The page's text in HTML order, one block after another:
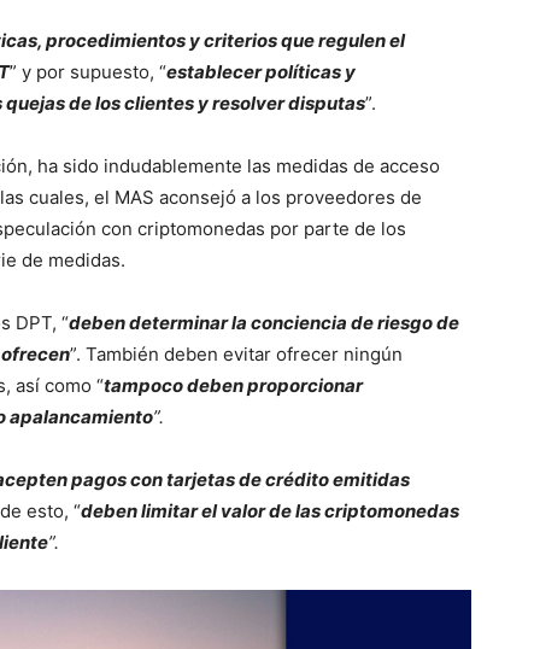
procedimientos y criterios que regulen el
” y por supuesto, “establecer políticas y
de los clientes y resolver disputas”.
ha sido indudablemente las medidas de acceso
cuales, el MAS aconsejó a los proveedores de
con criptomonedas por parte de los
de medidas.
DPT, “deben determinar la conciencia de riesgo de
”. También deben evitar ofrecer ningún
así como “tampoco deben proporcionar
apalancamiento”.
pagos con tarjetas de crédito emitidas
esto, “deben limitar el valor de las criptomonedas
”.